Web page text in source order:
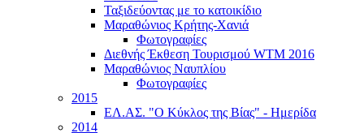
Ταξιδεύοντας με το κατοικίδιο
Μαραθώνιος Κρήτης-Χανιά
Φωτογραφίες
Διεθνής Έκθεση Τουρισμού WTM 2016
Μαραθώνιος Ναυπλίου
Φωτογραφίες
2015
ΕΛ.ΑΣ. "Ο Κύκλος της Βίας" - Ημερίδα
2014